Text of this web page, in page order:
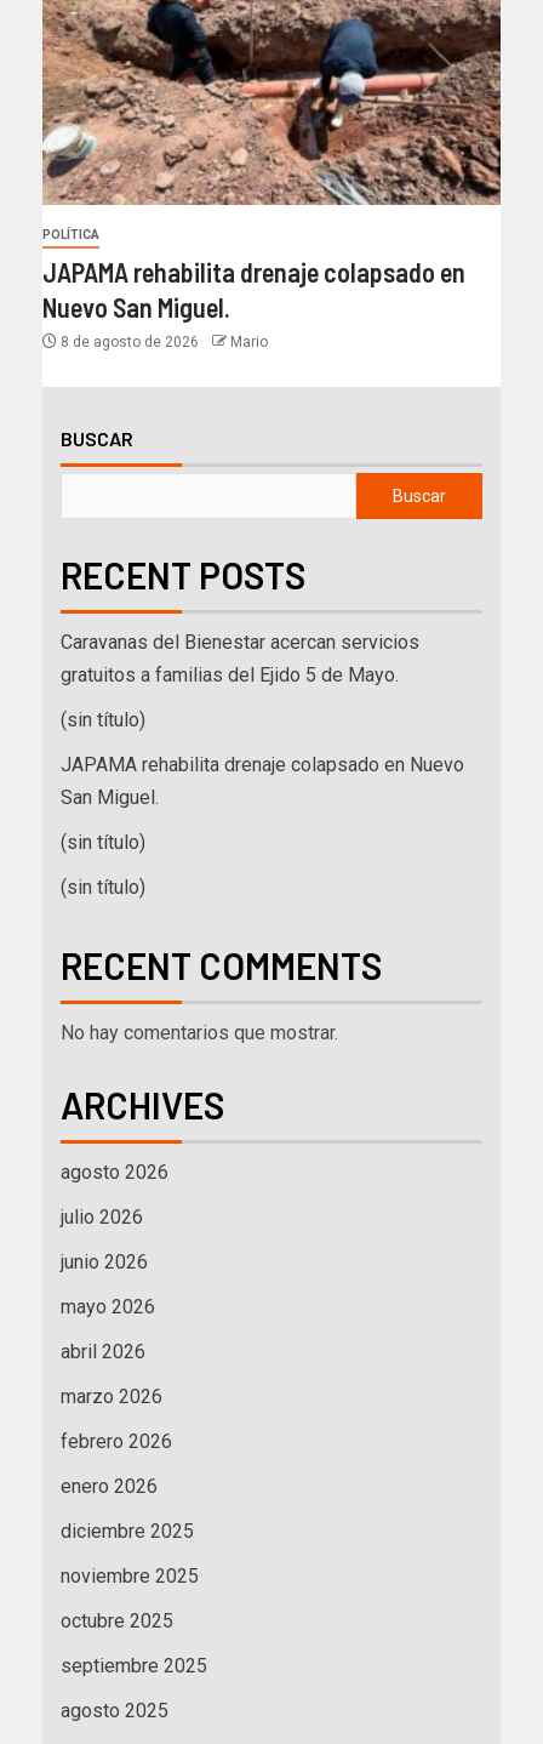
POLÍTICA
JAPAMA rehabilita drenaje colapsado en
Nuevo San Miguel.
8 de agosto de 2026 Mario
BUSCAR
Buscar
RECENT POSTS
Caravanas del Bienestar acercan servicios
gratuitos a familias del Ejido 5 de Mayo.
(sin título)
JAPAMA rehabilita drenaje colapsado en Nuevo
San Miguel.
(sin título)
(sin título)
RECENT COMMENTS
No hay comentarios que mostrar.
ARCHIVES
agosto 2026
julio 2026
junio 2026
mayo 2026
abril 2026
marzo 2026
febrero 2026
enero 2026
diciembre 2025
noviembre 2025
octubre 2025
septiembre 2025
agosto 2025